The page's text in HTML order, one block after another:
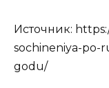
Источник:
sochineniya-po-
godu/